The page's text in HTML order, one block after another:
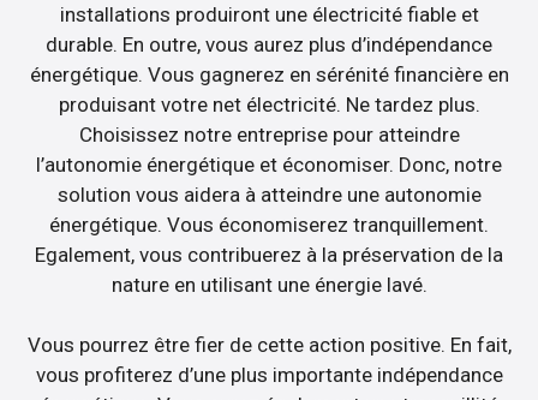
installations produiront une électricité fiable et
durable. En outre, vous aurez plus d’indépendance
énergétique. Vous gagnerez en sérénité financière en
produisant votre net électricité. Ne tardez plus.
Choisissez notre entreprise pour atteindre
l’autonomie énergétique et économiser. Donc, notre
solution vous aidera à atteindre une autonomie
énergétique. Vous économiserez tranquillement.
Egalement, vous contribuerez à la préservation de la
nature en utilisant une énergie lavé.
Vous pourrez être fier de cette action positive. En fait,
vous profiterez d’une plus importante indépendance